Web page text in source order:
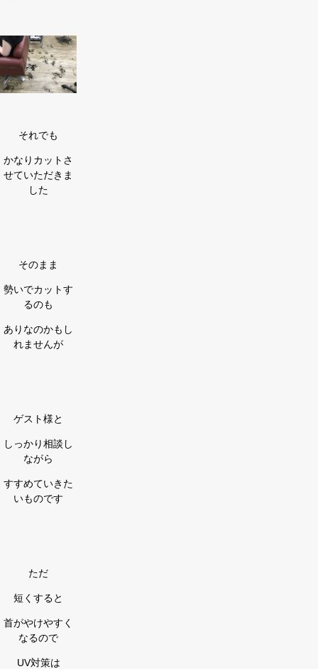
それでも
かなりカットさ
せていただきま
した
そのまま
勢いでカットす
るのも
ありなのかもし
れませんが
ゲスト様と
しっかり相談し
ながら
すすめていきた
いものです
ただ
短くすると
首がやけやすく
なるので
UV対策は